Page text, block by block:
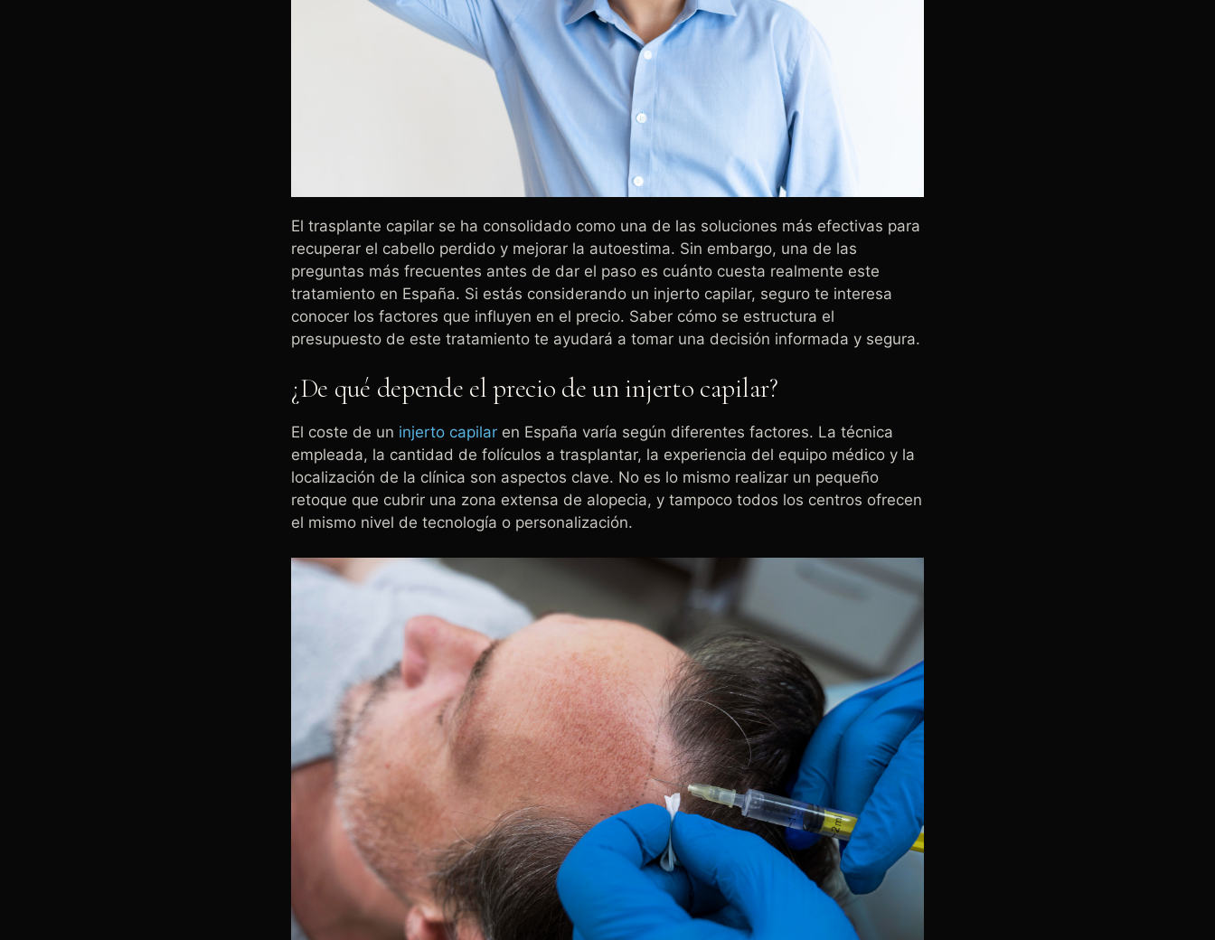
El trasplante capilar se ha consolidado como una de las soluciones más efectivas para
recuperar el cabello perdido y mejorar la autoestima. Sin embargo, una de las
preguntas más frecuentes antes de dar el paso es cuánto cuesta realmente este
tratamiento en España. Si estás considerando un injerto capilar, seguro te interesa
conocer los factores que influyen en el precio. Saber cómo se estructura el
presupuesto de este tratamiento te ayudará a tomar una decisión informada y segura.
¿De qué depende el precio de un injerto capilar?
El coste de un injerto capilar en España varía según diferentes factores. La técnica
empleada, la cantidad de folículos a trasplantar, la experiencia del equipo médico y la
localización de la clínica son aspectos clave. No es lo mismo realizar un pequeño
retoque que cubrir una zona extensa de alopecia, y tampoco todos los centros ofrecen
el mismo nivel de tecnología o personalización.